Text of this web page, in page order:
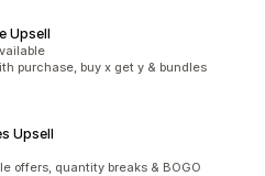
Upsell
purchase, buy x get y & bundles
Upsell
offers, quantity breaks & BOGO